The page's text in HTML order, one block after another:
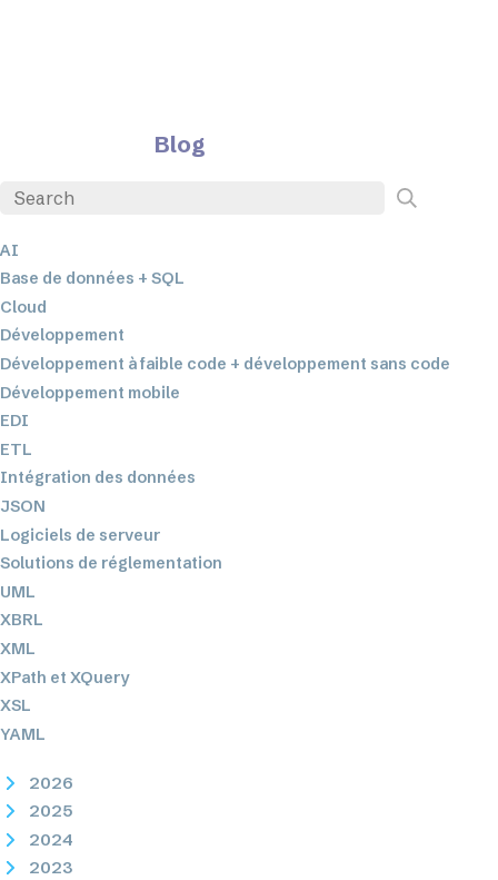
Blog
AI
Base de données + SQL
Cloud
Développement
Développement à faible code + développement sans code
Développement mobile
EDI
ETL
Intégration des données
JSON
Logiciels de serveur
Solutions de réglementation
UML
XBRL
XML
XPath et XQuery
XSL
YAML
2026
2025
2024
2023